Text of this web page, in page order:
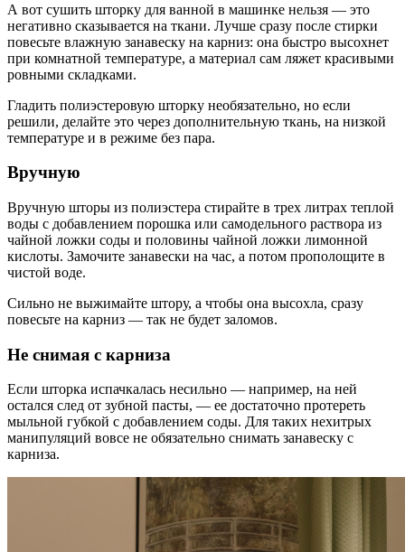
А вот сушить шторку для ванной в машинке нельзя — это
негативно сказывается на ткани. Лучше сразу после стирки
повесьте влажную занавеску на карниз: она быстро высохнет
при комнатной температуре, а материал сам ляжет красивыми
ровными складками.
Гладить полиэстеровую шторку необязательно, но если
решили, делайте это через дополнительную ткань, на низкой
температуре и в режиме без пара.
Вручную
Вручную шторы из полиэстера стирайте в трех литрах теплой
воды с добавлением порошка или самодельного раствора из
чайной ложки соды и половины чайной ложки лимонной
кислоты. Замочите занавески на час, а потом прополощите в
чистой воде.
Сильно не выжимайте штору, а чтобы она высохла, сразу
повесьте на карниз — так не будет заломов.
Не снимая с карниза
Если шторка испачкалась несильно — например, на ней
остался след от зубной пасты, — ее достаточно протереть
мыльной губкой с добавлением соды. Для таких нехитрых
манипуляций вовсе не обязательно снимать занавеску с
карниза.